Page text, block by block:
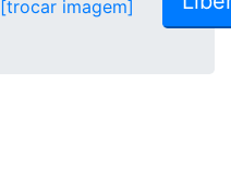
[trocar imagem]